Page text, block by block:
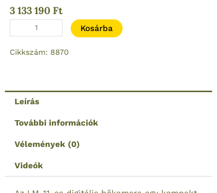
3 133 190 Ft
Lahoux
hőkamera
LM-
Monocular
336x256
pixel
Kosárba
Cikkszám: 8870
Leírás
További információk
Vélemények (0)
Videók